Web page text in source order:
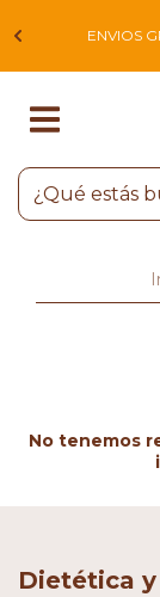
ENVIOS
No tenemos
Dietética